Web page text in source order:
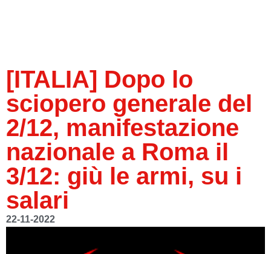
[ITALIA] Dopo lo
sciopero generale del
2/12, manifestazione
nazionale a Roma il
3/12: giù le armi, su i
salari
22-11-2022